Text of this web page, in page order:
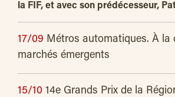
la FIF, et avec son prédécesseur,
17/09 Métros automatiques. À la
marchés émergents
15/10 14e Grands Prix de la